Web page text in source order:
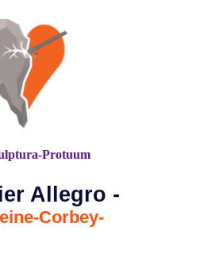
Allegro -
Corbey-
Protuum